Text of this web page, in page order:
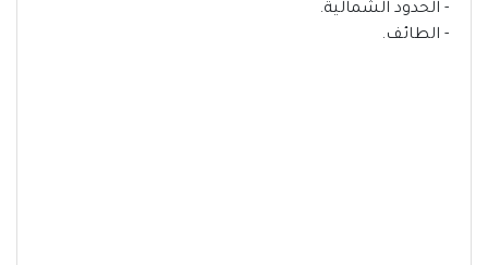
- الحدود الشمالية.
- الطائف.